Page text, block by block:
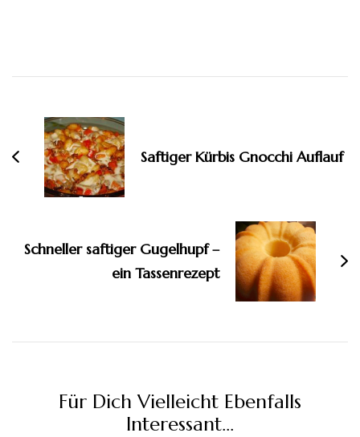
Saftiger Kürbis Gnocchi Auflauf
Schneller saftiger Gugelhupf –
ein Tassenrezept
Für Dich Vielleicht Ebenfalls
Interessant...